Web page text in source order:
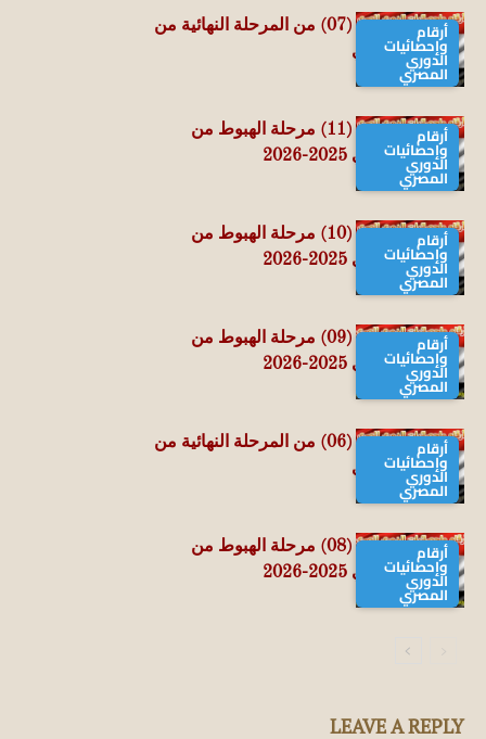
أرقام
وإحصائيات
الدوري
المصري
حصاد الجولة الـ (07) من المرحلة النهائية من
الدوري المصري
أرقام
وإحصائيات
الدوري
المصري
حصاد الجولة الـ (11) مرحلة الهبوط من
الدوري المصري 2025-2026
أرقام
وإحصائيات
الدوري
المصري
حصاد الجولة الـ (10) مرحلة الهبوط من
الدوري المصري 2025-2026
أرقام
وإحصائيات
الدوري
المصري
حصاد الجولة الـ (09) مرحلة الهبوط من
الدوري المصري 2025-2026
أرقام
وإحصائيات
الدوري
المصري
حصاد الجولة الـ (06) من المرحلة النهائية من
الدوري المصري
أرقام
وإحصائيات
الدوري
المصري
حصاد الجولة الـ (08) مرحلة الهبوط من
الدوري المصري 2025-2026
LEAVE A REPLY